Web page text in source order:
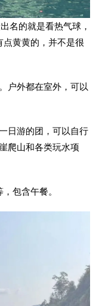
名的就是看热气球，
黄黄的，并不是很
户外都在室外，可以
日游的团，可以自行
爬山和各类玩水项
包含午餐。